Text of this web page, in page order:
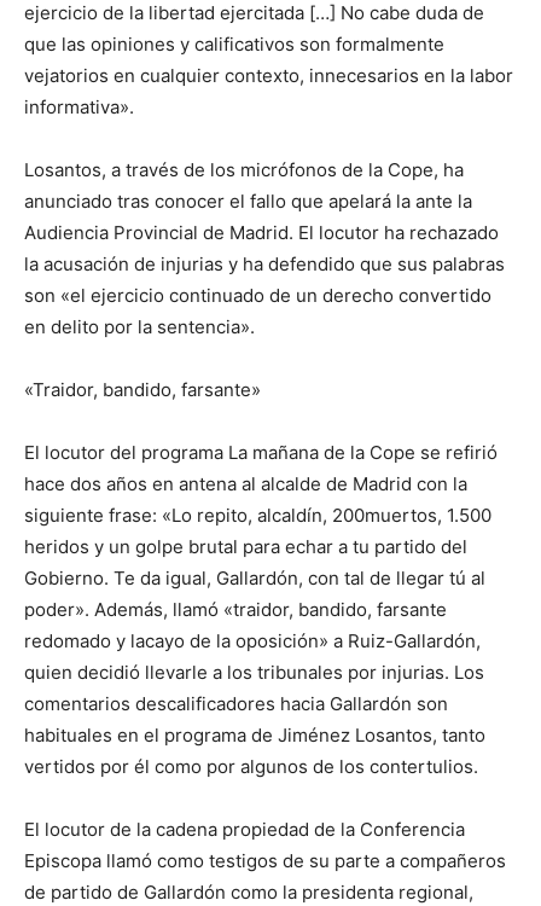
ejercicio de la libertad ejercitada […] No cabe duda de
que las opiniones y calificativos son formalmente
vejatorios en cualquier contexto, innecesarios en la labor
informativa».
Losantos, a través de los micrófonos de la Cope, ha
anunciado tras conocer el fallo que apelará la ante la
Audiencia Provincial de Madrid. El locutor ha rechazado
la acusación de injurias y ha defendido que sus palabras
son «el ejercicio continuado de un derecho convertido
en delito por la sentencia».
«Traidor, bandido, farsante»
El locutor del programa La mañana de la Cope se refirió
hace dos años en antena al alcalde de Madrid con la
siguiente frase: «Lo repito, alcaldín, 200muertos, 1.500
heridos y un golpe brutal para echar a tu partido del
Gobierno. Te da igual, Gallardón, con tal de llegar tú al
poder». Además, llamó «traidor, bandido, farsante
redomado y lacayo de la oposición» a Ruiz-Gallardón,
quien decidió llevarle a los tribunales por injurias. Los
comentarios descalificadores hacia Gallardón son
habituales en el programa de Jiménez Losantos, tanto
vertidos por él como por algunos de los contertulios.
El locutor de la cadena propiedad de la Conferencia
Episcopa llamó como testigos de su parte a compañeros
de partido de Gallardón como la presidenta regional,